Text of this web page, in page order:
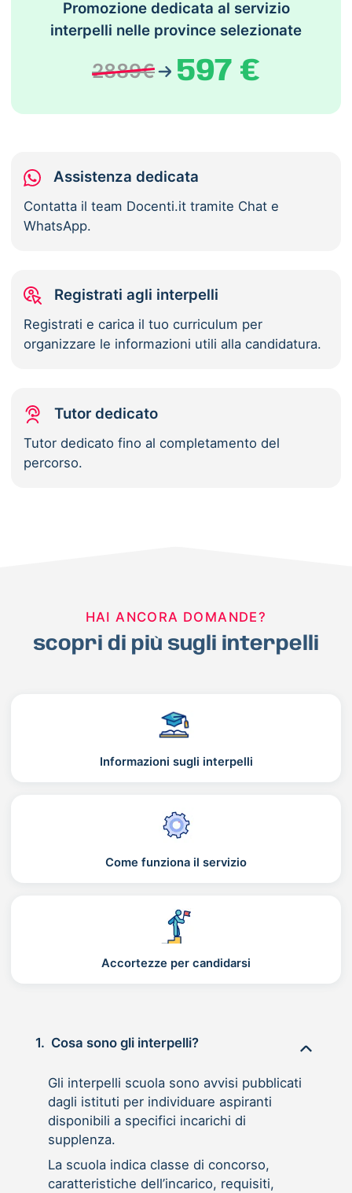
Promozione dedicata al servizio
interpelli nelle province selezionate
2889€ 597 €
Assistenza dedicata
Contatta il team Docenti.it tramite Chat e
WhatsApp.
Registrati agli interpelli
Registrati e carica il tuo curriculum per
organizzare le informazioni utili alla candidatura.
Tutor dedicato
Tutor dedicato fino al completamento del
percorso.
HAI ANCORA DOMANDE?
scopri di più sugli interpelli
Informazioni sugli interpelli
Come funziona il servizio
Accortezze per candidarsi
1. Cosa sono gli interpelli?
Gli interpelli scuola sono avvisi pubblicati
dagli istituti per individuare aspiranti
disponibili a specifici incarichi di
supplenza.
La scuola indica classe di concorso,
caratteristiche dell’incarico, requisiti,